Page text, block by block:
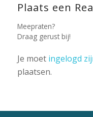
Plaats een
Meepraten?
Draag gerust bij!
Je moet ingelogd
plaatsen.